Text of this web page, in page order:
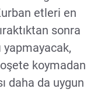
etleri en
sonra
yapmayacak,
koymadan
daha da uygun